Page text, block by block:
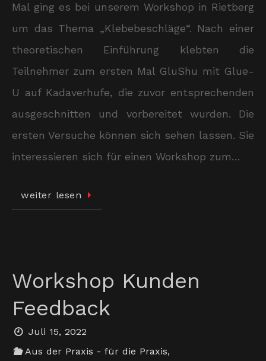
Mal ging es bei unserem Workshop in Rietberg
um das Thema „Klebebeschläge“. Nach einer
theoretischen Einführung klebten die
Teilnehmer zum ersten Mal GluShu mit Glue-
U auf Kadaverhufe, die zuvor entsprechenden
ausgeschnitten und vorbereitet wurden. Die
ersten Versuche können sich sehen lassen. Sie
interessieren sich für einen Workshop zum…
weiter lesen
Workshop Kunden
Feedback
Juli 15, 2022
Aus der Praxis - für die Praxis,